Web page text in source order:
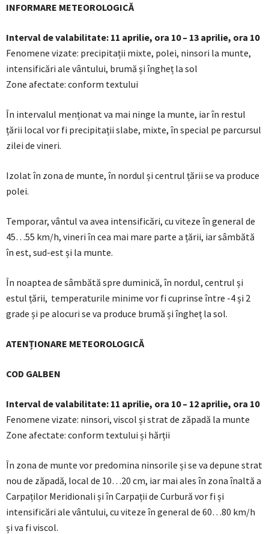
INFORMARE METEOROLOGICĂ
Interval de valabilitate: 11 aprilie, ora 10 – 13 aprilie, ora 10
Fenomene vizate: precipitații mixte, polei, ninsori la munte,
intensificări ale vântului, brumă și îngheț la sol
Zone afectate: conform textului
În intervalul menționat va mai ninge la munte, iar în restul
țării local vor fi precipitații slabe, mixte, în special pe parcursul
zilei de vineri.
Izolat în zona de munte, în nordul și centrul țării se va produce
polei.
Temporar, vântul va avea intensificări, cu viteze în general de
45…55 km/h, vineri în cea mai mare parte a țării, iar sâmbătă
în est, sud-est și la munte.
În noaptea de sâmbătă spre duminică, în nordul, centrul și
estul țării, temperaturile minime vor fi cuprinse între -4 și 2
grade și pe alocuri se va produce brumă și îngheț la sol.
ATENȚIONARE METEOROLOGICĂ
COD GALBEN
Interval de valabilitate: 11 aprilie, ora 10 – 12 aprilie, ora 10
Fenomene vizate: ninsori, viscol și strat de zăpadă la munte
Zone afectate: conform textului și hărții
În zona de munte vor predomina ninsorile și se va depune strat
nou de zăpadă, local de 10…20 cm, iar mai ales în zona înaltă a
Carpaților Meridionali și în Carpații de Curbură vor fi și
intensificări ale vântului, cu viteze în general de 60…80 km/h
și va fi viscol.